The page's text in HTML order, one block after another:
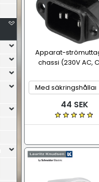
Apparat-
chassi (230V AC,
44 SEK